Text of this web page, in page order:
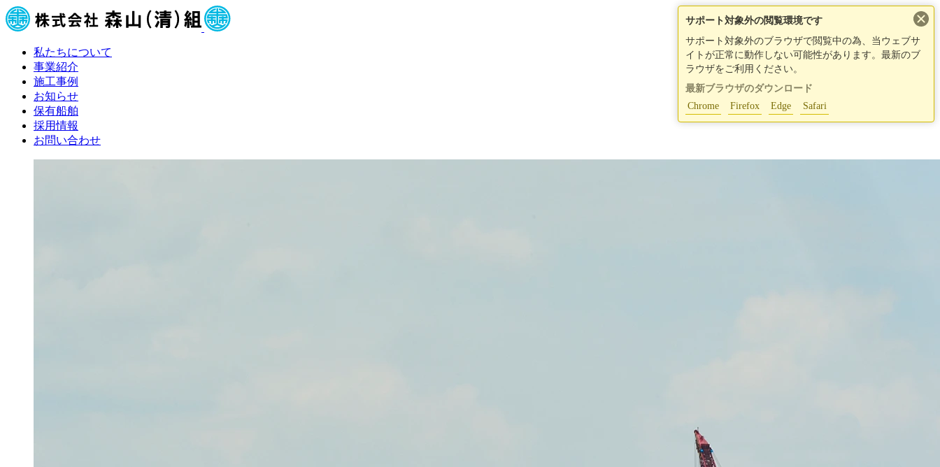
サポート対象外の閲覧環境です
サポート対象外のブラウザで閲覧中の為、当ウェブサ
イトが正常に動作しない可能性があります。最新のブ
ラウザをご利用ください。
最新ブラウザのダウンロード
Chrome
Firefox Edge Safari
私たちについて
事業紹介
施工事例
お知らせ
保有船舶
採用情報
お問い合わせ